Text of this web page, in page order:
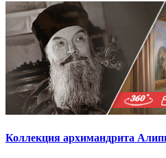
Коллекция архимандрита